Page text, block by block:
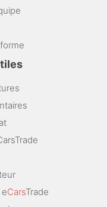
CarsTrade